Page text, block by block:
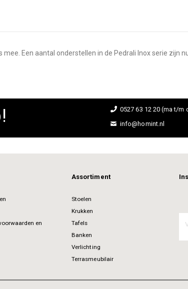
Een aantal onderstellen in de Pedrali Inox serie zijn
0527 63 12 20 (ma t/m
info@homint.nl
en
Assortiment
Stoelen
Krukken
Tafels
Banken
Verlichting
Terrasmeubilair